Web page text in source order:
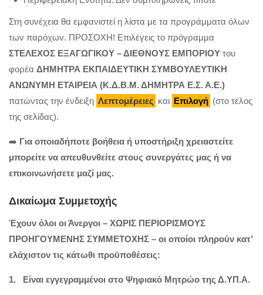
Στη συνέχεια θα εμφανιστεί η λίστα με τα προγράμματα όλων
των παρόχων. ΠΡΟΣΟΧΗ! Επιλέγεις το πρόγραμμα
ΣΤΕΛΕΧΟΣ ΕΞΑΓΩΓΙΚΟΥ – ΔΙΕΘΝΟΥΣ ΕΜΠΟΡΙΟΥ του
φορέα ΔΗΜΗΤΡΑ ΕΚΠΑΙΔΕΥΤΙΚΗ ΣΥΜΒΟΥΛΕΥΤΙΚΗ
ΑΝΩΝΥΜΗ ΕΤΑΙΡΕΙΑ (Κ.Δ.Β.Μ. ΔΗΜΗΤΡΑ Ε.Σ. Α.Ε.)
πατώντας την ένδειξη Λεπτομέρειες και Επιλογή (στο τέλος
της σελίδας).
➡️ Για οποιαδήποτε βοήθεια ή υποστήριξη χρειαστείτε
μπορείτε να απευθυνθείτε στους συνεργάτες μας ή να
επικοινωνήσετε μαζί μας.
Δικαίωμα Συμμετοχής
Έχουν όλοι οι Άνεργοι – ΧΩΡΙΣ ΠΕΡΙΟΡΙΣΜΟΥΣ
ΠΡΟΗΓΟΥΜΕΝΗΣ ΣΥΜΜΕΤΟΧΗΣ – οι οποίοι πληρούν κατ’
ελάχιστον τις κάτωθι προϋποθέσεις:
1. Είναι εγγεγραμμένοι στο Ψηφιακό Μητρώο της Δ.ΥΠ.Α.